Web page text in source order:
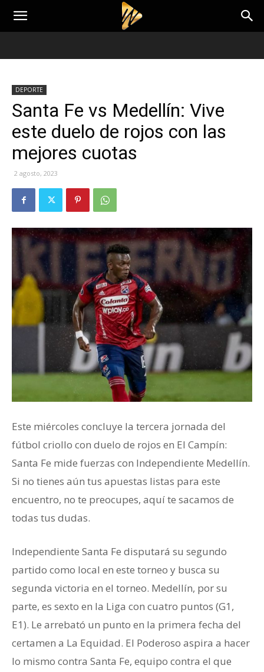
DEPORTE
Santa Fe vs Medellín: Vive
este duelo de rojos con las
mejores cuotas
2 agosto, 2023
Este miércoles concluye la tercera jornada del
fútbol criollo con duelo de rojos en El Campín:
Santa Fe mide fuerzas con Independiente Medellín.
Si no tienes aún tus apuestas listas para este
encuentro, no te preocupes, aquí te sacamos de
todas tus dudas.
Independiente Santa Fe disputará su segundo
partido como local en este torneo y busca su
segunda victoria en el torneo. Medellín, por su
parte, es sexto en la Liga con cuatro puntos (G1,
E1). Le arrebató un punto en la primera fecha del
certamen a La Equidad. El Poderoso aspira a hacer
lo mismo contra Santa Fe, equipo contra el que